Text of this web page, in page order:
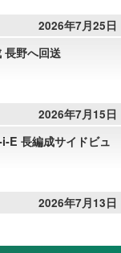
2026年7月25日
長野へ回送
2026年7月15日
E 長編成サイドビュ
2026年7月13日